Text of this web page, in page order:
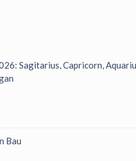
Sagitarius, Capricorn,
Bau